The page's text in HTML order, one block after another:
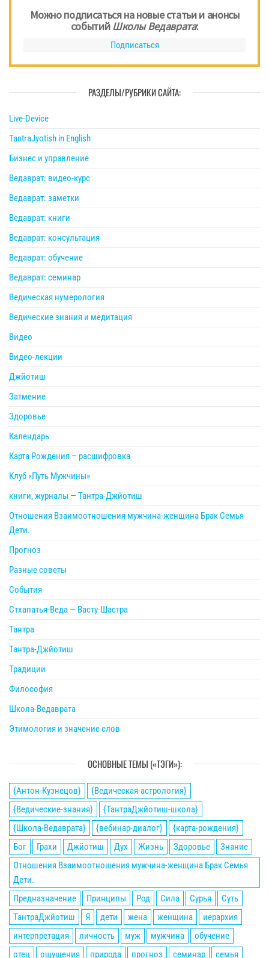
Можно подписаться на новые статьи и анонсы
событийШколы Ведаврата:
Подписаться
РАЗДЕЛЫ/РУБРИКИ САЙТА:
Live-Device
TantraJyotish in English
Бизнес и управление
Ведаврат: видео-курс
Ведаврат: заметки
Ведаврат: книги
Ведаврат: консультация
Ведаврат: обучение
Ведаврат: семинар
Ведическая нумерология
Ведические знания и медитация
Видео
Видео-лекции
Джйотиш
Затмение
Здоровье
Календарь
Карта Рождения – расшифровка
Клуб «Путь Мужчины»
книги, журналы — Тантра-Джйотиш
Отношения Взаимоотношения мужчина-женщина Брак Семья
Дети.
Прогноз
Разные советы
События
Стхапатья-Веда — Васту-Шастра
Тантра
Тантра-Джйотиш
Традиции
Философия
Школа-Ведаврата
Этимология и значение слов
ОСНОВНЫЕ ТЕМЫ («ТЭГИ»):
{Антон-Кузнецов}
{Ведическая-астрология}
{Ведические-знания}
{ТантраДжйотиш-школа}
{Школа-Ведаврата}
{вебинар-диалог}
{карта-рождения}
Бог
Грахи Джйотиш Дух Жизнь Здоровье
Знание
Отношения Взаимоотношения мужчина-женщина Брак Семья
Дети.
Предназначение
Принципы Род Сила Сурья
Суть
ТантраДжйотиш
Я дети жена женщина
иерархия
интерпретация
личность муж мужчина
обучение
отец
ощущения природа прогноз семинар семья